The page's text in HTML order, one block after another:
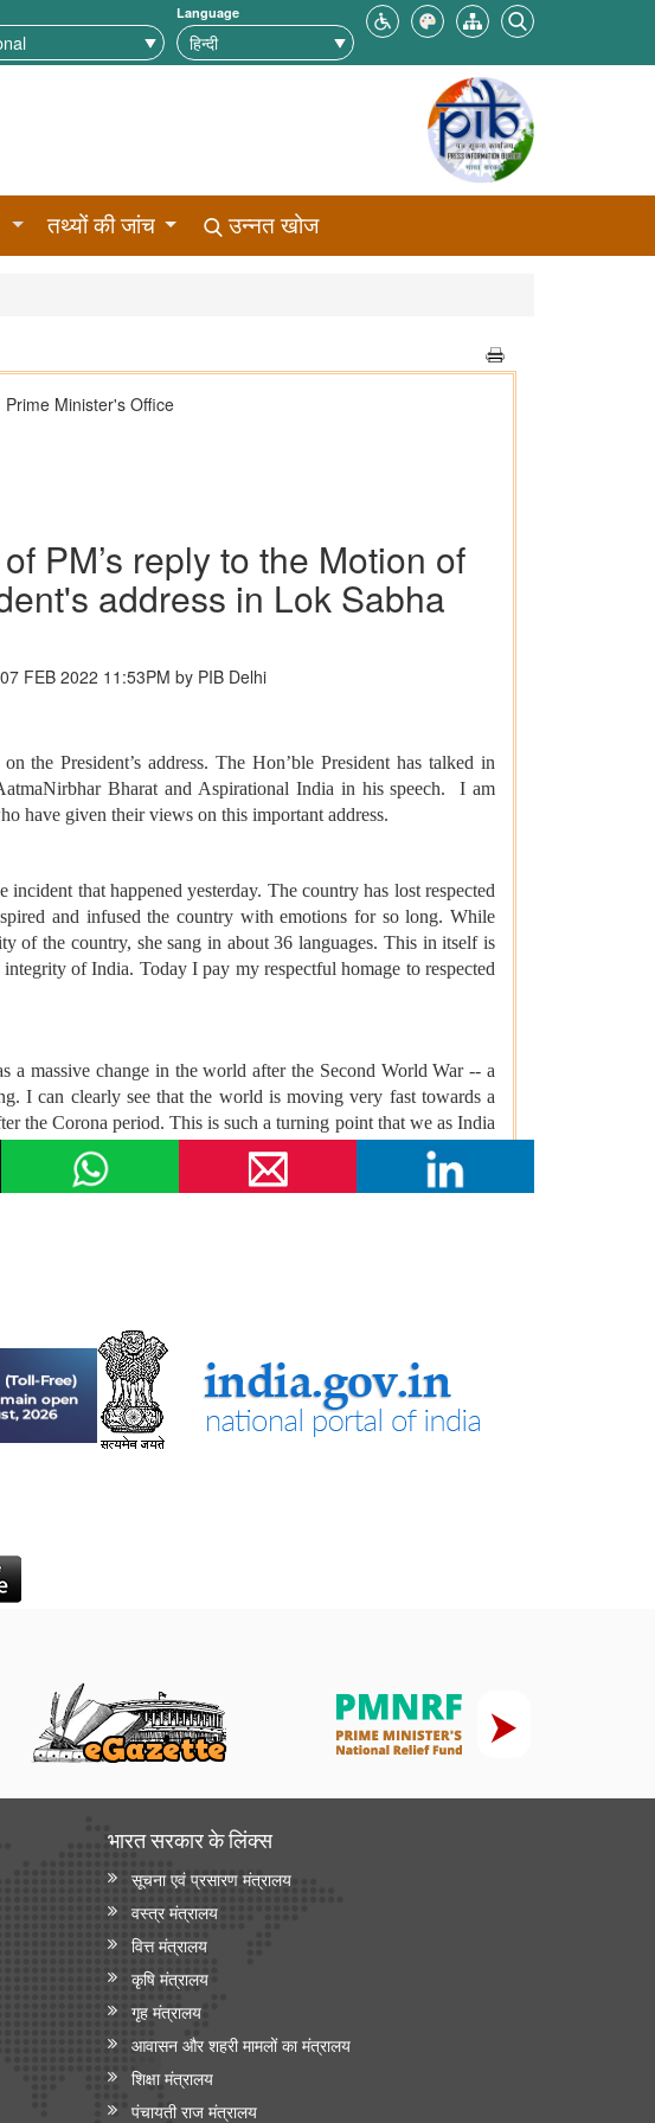
Language
तथ्यों की जांच उन्नत खोज
भारत सरकार के लिंक्‍स
सूचना एवं प्रसारण मंत्रालय
वस्त्र मंत्रालय
वित्त मंत्रालय
कृषि मंत्रालय
गृह मंत्रालय
आवासन और शहरी मामलों का मंत्रालय
शिक्षा मंत्रालय
पंचायती राज मंत्रालय